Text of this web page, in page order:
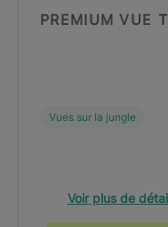
PREMIUM VUE
Vues sur la jungle
Voir plus de